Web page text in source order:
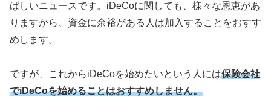
ばしいニュースです。iDeCoに関しても、様々な恩恵があ
りますから、資金に余裕がある人は加入することをおすす
めします。
ですが、これからiDeCoを始めたいという人には保険会社
でiDeCoを始めることはおすすめしません。